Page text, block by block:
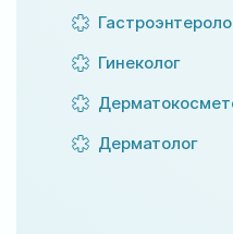
Гинеколог
Дерматолог